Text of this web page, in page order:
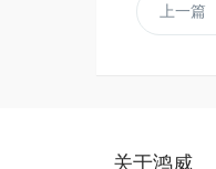
上一篇
关于鸿威